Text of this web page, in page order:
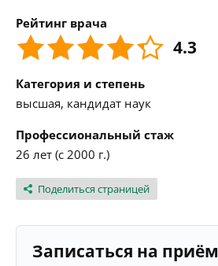
Рейтинг врача
4.3
Категория и степень
высшая, кандидат наук
Профессиональный стаж
26 лет (с 2000 г.)
Поделиться страницей
Записаться на приём